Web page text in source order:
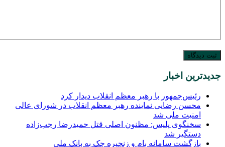
جدیدترین اخبار
رئیس‌جمهور با رهبر معظم انقلاب دیدار کرد
محسن رضایی نماینده رهبر معظم انقلاب در شورای عالی
امنیت ملی شد
سخنگوی پلیس: مظنون اصلی قتل حمیدرضا رجب‌زاده
دستگیر شد
بازگشت سامانه بام و زنجیره چک به بانک ملی